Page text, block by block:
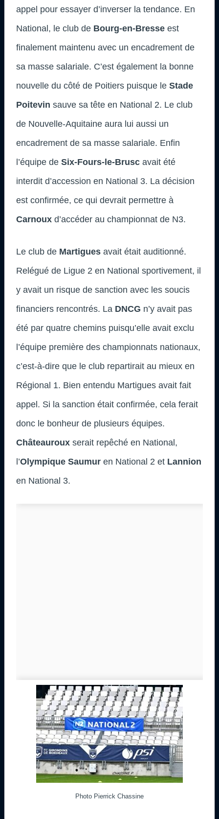
appel pour essayer d’inverser la tendance. En
National, le club de Bourg-en-Bresse est
finalement maintenu avec un encadrement de
sa masse salariale. C’est également la bonne
nouvelle du côté de Poitiers puisque le Stade
Poitevin sauve sa tête en National 2. Le club
de Nouvelle-Aquitaine aura lui aussi un
encadrement de sa masse salariale. Enfin
l’équipe de Six-Fours-le-Brusc avait été
interdit d’accession en National 3. La décision
est confirmée, ce qui devrait permettre à
Carnoux d’accéder au championnat de N3.
Le club de Martigues avait était auditionné.
Relégué de Ligue 2 en National sportivement, il
y avait un risque de sanction avec les soucis
financiers rencontrés. La DNCG n’y avait pas
été par quatre chemins puisqu’elle avait exclu
l’équipe première des championnats nationaux,
c’est-à-dire que le club repartirait au mieux en
Régional 1. Bien entendu Martigues avait fait
appel. Si la sanction était confirmée, cela ferait
donc le bonheur de plusieurs équipes.
Châteauroux serait repêché en National,
l’Olympique Saumur en National 2 et Lannion
en National 3.
Photo Pierrick Chassine